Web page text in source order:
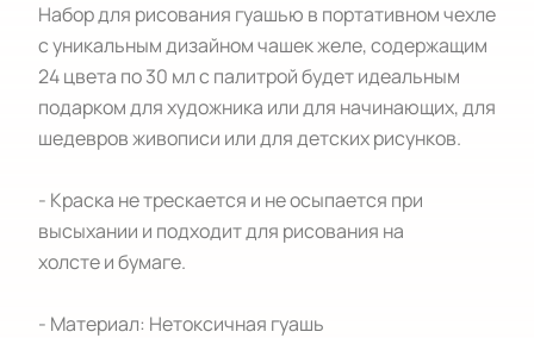
Набор для рисования гуашью в портативном чехле
c уникальным дизайном чашек желе, содержащим
24 цвета по 30 мл с палитрой будет идеальным
подарком для художника или для начинающих, для
шедевров живописи или для детских рисунков.
- Краска не трескается и не осыпается при
высыхании и подходит для рисования на
холсте и бумаге.
- Материал: Нетоксичная гуашь